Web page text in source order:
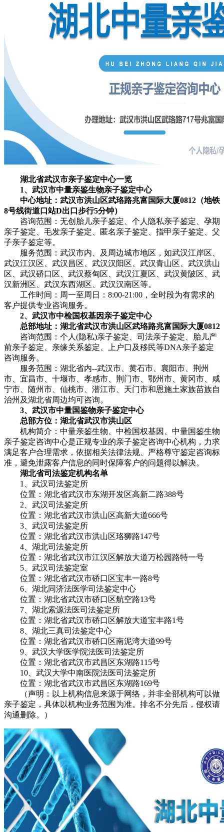
湖北省武汉市亲子鉴定中心一览
1、武汉市中量亲鉴生物亲子鉴定中心
中心地址：武汉市洪山区武珞路兆富国际大厦0812（地铁
8号线街道口站D出口步行5分钟）
咨询范围：无创胎儿亲子鉴定、个人隐私亲子鉴定、孕期
亲子鉴定、毛发亲子鉴定、匿名亲子鉴定、指甲亲子鉴定、父
子亲子鉴定等。
服务范围：武汉市内、及周边城市地区，如武汉江岸区、
武汉江汉区、武汉昌区、武汉汉阳区、武汉青山区、武汉洪山
区、武汉硚口区、武汉蔡甸区、武汉江夏区、武汉黄陂区、武
汉新洲区、武汉东西湖区、武汉汉南区等。
工作时间：周一至周日：8:00-21:00，全时段为有需求的
客户提供专业咨询服务。
2、武汉市中检国权基因亲子鉴定中心
总部地址：湖北省武汉市洪山区武珞路兆富国际大厦0812
咨询范围：个人(隐私)亲子鉴定、司法亲子鉴定、胎儿产
前亲子鉴定、亲缘关系鉴定、上户口及移民等DNA亲子鉴定
咨询服务。
服务范围：湖北省内--武汉市、黄石市、襄阳市、荆州
市、宜昌市、十堰市、孝感市、荆门市、鄂州市、黄冈市、咸
宁市、随州市、仙桃市、潜江市、天门市和恩施土家族苗族自
治州及湖北省周边均可咨询。
3、武汉市中量国鉴物亲子鉴定中心
总部方位：湖北省武汉市洪山区
机构简介：中量亲鉴生物、中检国权基因、中量国鉴生物
亲子鉴定咨询中心是正规专业的亲子鉴定咨询中心机构，力求
满足客户合理需求，依据相关法律法规、严格尊守鉴定咨询标
准，避免泄露客户信息的同时保障客户的问题得以解决。
湖北省司法鉴定机构名单
1、武汉司法鉴定所
位置：湖北省武汉市东湖开发区高新二路388号
2、武汉司法鉴定所
位置：湖北省武汉市洪山区高新大道666号
3、武汉司法鉴定所
位置：湖北省武汉市洪山区珞狮路147号
4、湖北司法鉴定所
位置：湖北省武汉市江汉区解放大道万松园路特一号
5、武汉司法鉴定室
位置：湖北省武汉市硚口区宝丰一路8号
6、湖北同济法医学司法鉴定中心
位置：湖北省武汉市硚口区航空路13号
7、湖北索源法医司法鉴定所
位置：湖北省武汉市硚口区解放大道宝丰路1号
8、湖北三真司法鉴定中心
位置：湖北省武汉市硚口区南泥湾大道99号
9、武汉大学医学院法医司法鉴定所
位置：湖北省武汉市武昌区东湖路115号
10、武汉大学中南医院法医司法鉴定所
位置：湖北省武汉市武昌区东湖路169号
（声明：以上机构信息来源于网络，并非全部机构可以做
亲子鉴定，具体以机构业务范围为准。排名不分先后，侵权请
沟通删除。）